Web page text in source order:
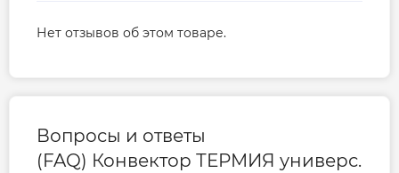
Нет отзывов об этом товаре.
Вопросы и ответы
(FAQ) Конвектор ТЕРМИЯ универс.